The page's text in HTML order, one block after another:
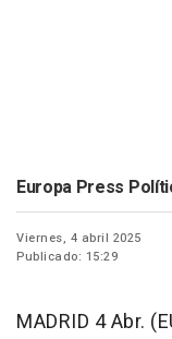
Europa Press
Viernes, 4 abril 2025
Publicado: 15:29
MADRID 4 Abr.